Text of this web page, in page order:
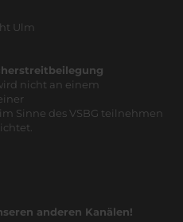
Ulm
nicht an einem
Sinne des VSBG teilnehmen
anderen Kanälen!